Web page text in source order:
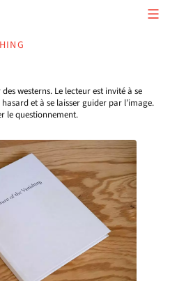
westerns. Le lecteur est invité à se
et à se laisser guider par l’image.
le questionnement.